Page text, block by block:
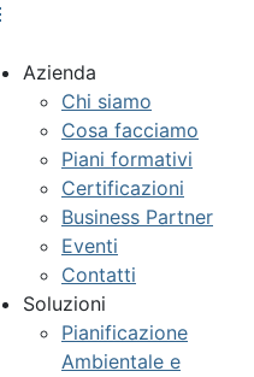
Azienda
Chi siamo
Cosa facciamo
Piani formativi
Certificazioni
Business Partner
Eventi
Contatti
Soluzioni
Pianificazione
Ambientale e